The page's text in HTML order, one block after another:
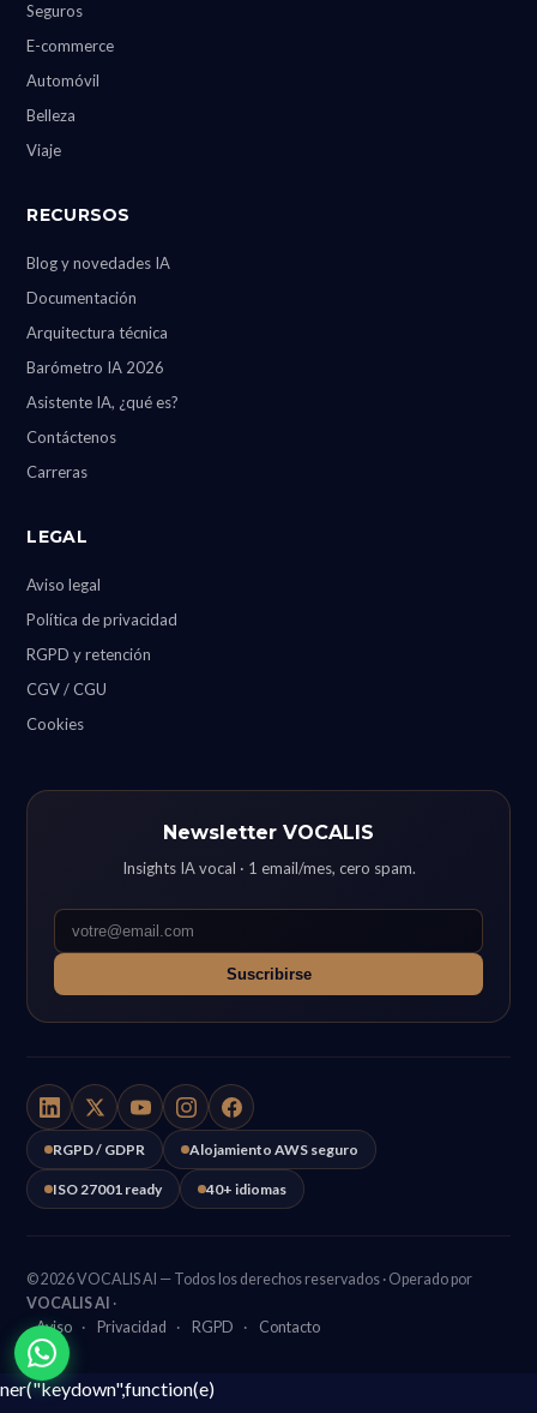
Seguros
E-commerce
Automóvil
Belleza
Viaje
RECURSOS
Blog y novedades IA
Documentación
Arquitectura técnica
Barómetro IA 2026
Asistente IA, ¿qué es?
Contáctenos
Carreras
LEGAL
Aviso legal
Política de privacidad
RGPD y retención
CGV / CGU
Cookies
Newsletter VOCALIS
Insights IA vocal · 1 email/mes, cero spam.
Suscribirse
RGPD / GDPR Alojamiento AWS seguro
ISO 27001 ready 40+ idiomas
© 2026 VOCALIS AI — Todos los derechos reservados · Operado por
VOCALIS AI ·
Aviso · Privacidad · RGPD · Contacto
ner("keydown",function(e)